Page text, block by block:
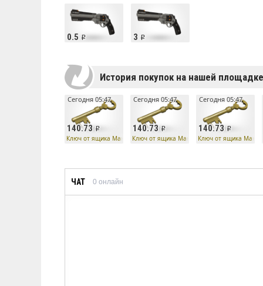
0.5 3
История покупок на нашей площадке
140.73
Сегодня 05:47
Ключ от ящика Манн Ко
140.73
Сегодня 05:47
Ключ от ящика Манн Ко
140.73
Сегодня 05:47
Ключ от ящика Манн
ЧАТ 0 онлайн